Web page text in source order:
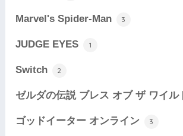
Marvel's Spider-Man 3
JUDGE EYES 1
Switch 2
ゼルダの伝説 ブレス オブ ザ ワイル
ゴッドイーター オンライン 3